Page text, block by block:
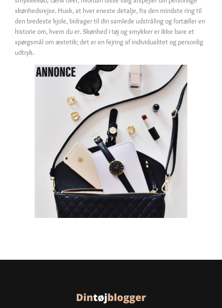
skønhedsrejse. Husk, at hver eneste detalje, fra den mindste ring til
den bredeste kjole, bidrager til din samlede udstråling og fortæller en
historie om, hvem du er. Skønhed i tøj og smykker er ikke bare et
spørgsmål om æstetik; det er en fejring af individualitet og personlig
udtryk.